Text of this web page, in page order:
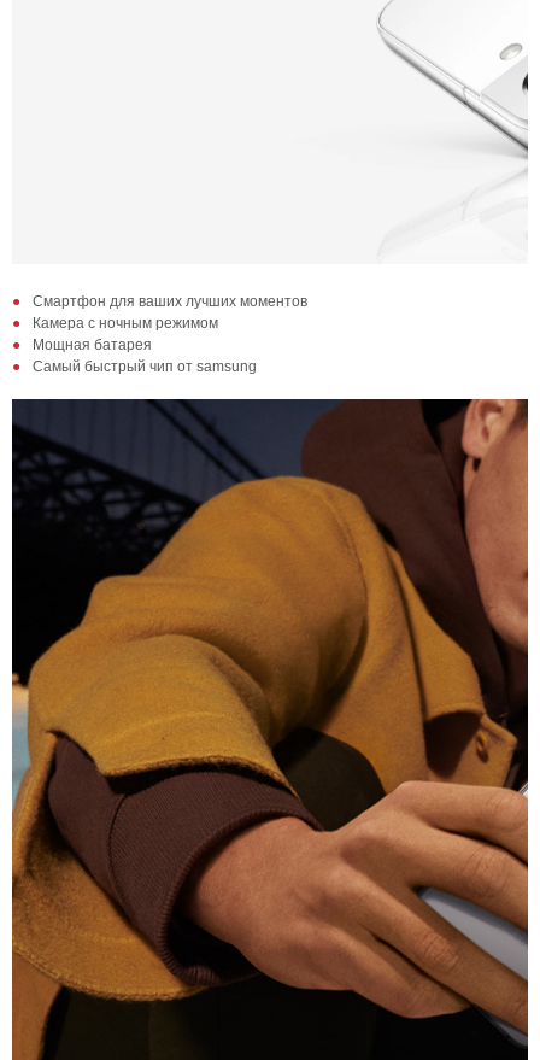
Смартфон для ваших лучших моментов
Камера с ночным режимом
Мощная батарея
Самый быстрый чип от samsung